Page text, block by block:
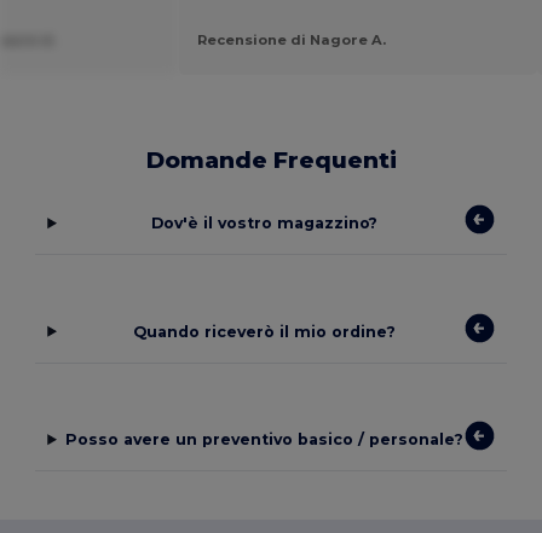
Recensione di Nagore A.
Domande Frequenti
Dov'è il vostro magazzino?
Quando riceverò il mio ordine?
Posso avere un preventivo basico / personale?